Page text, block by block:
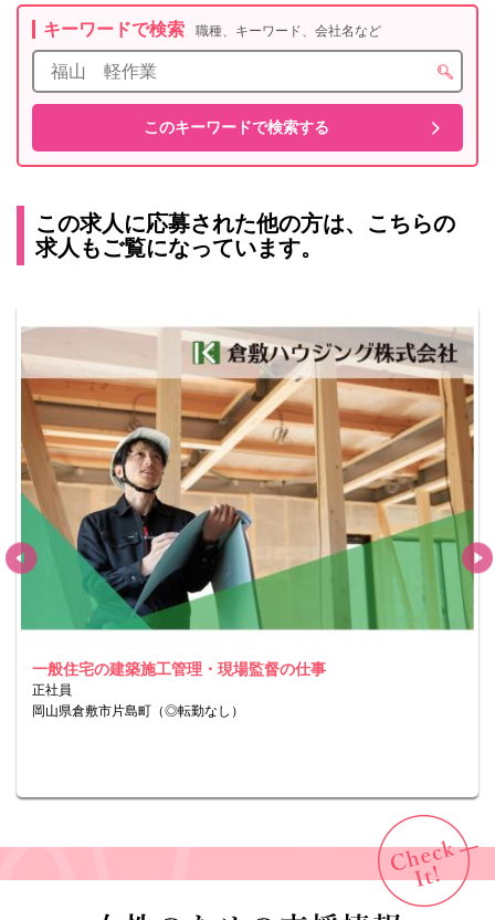
キーワードで検索 職種、キーワード、会社名など
この求人に応募された他の方は、こちらの
求人もご覧になっています。
一般住宅の建築施工管理・現場監督の仕事
正社員
岡山県倉敷市片島町（◎転勤なし）